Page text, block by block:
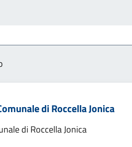
di Roccella Jonica
di Roccella Jonica